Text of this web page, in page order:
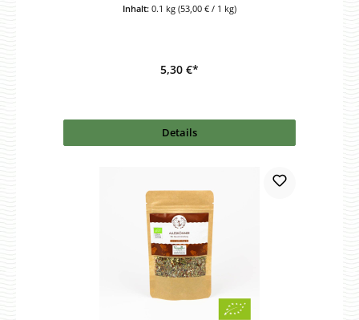
Inhalt: 0.1 kg (53,00 € / 1 kg)
5,30 €*
Details